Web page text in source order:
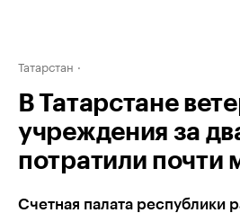
Татарстан
В Татарстане
учреждения за
потратили почти
Счетная палата республики